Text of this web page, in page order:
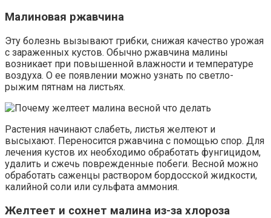
Малиновая ржавчина
Эту болезнь вызывают грибки, снижая качество урожая
с зараженных кустов. Обычно ржавчина малины
возникает при повышенной влажности и температуре
воздуха. О ее появлении можно узнать по светло-
рыжим пятнам на листьях.
Растения начинают слабеть, листья желтеют и
высыхают. Переносится ржавчина с помощью спор. Для
лечения кустов их необходимо обработать фунгицидом,
удалить и сжечь поврежденные побеги. Весной можно
обработать саженцы раствором бордосской жидкости,
калийной соли или сульфата аммония.
Желтеет и сохнет малина из-за хлороза